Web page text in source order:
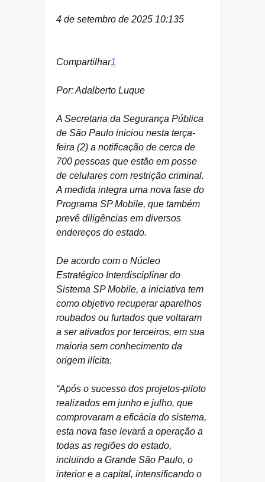
4 de setembro de 2025 10:135
Compartilhar1
Por: Adalberto Luque
A Secretaria da Segurança Pública
de São Paulo iniciou nesta terça-
feira (2) a notificação de cerca de
700 pessoas que estão em posse
de celulares com restrição criminal.
A medida integra uma nova fase do
Programa SP Mobile, que também
prevê diligências em diversos
endereços do estado.
De acordo com o Núcleo
Estratégico Interdisciplinar do
Sistema SP Mobile, a iniciativa tem
como objetivo recuperar aparelhos
roubados ou furtados que voltaram
a ser ativados por terceiros, em sua
maioria sem conhecimento da
origem ilícita.
“Após o sucesso dos projetos-piloto
realizados em junho e julho, que
comprovaram a eficácia do sistema,
esta nova fase levará a operação a
todas as regiões do estado,
incluindo a Grande São Paulo, o
interior e a capital, intensificando o